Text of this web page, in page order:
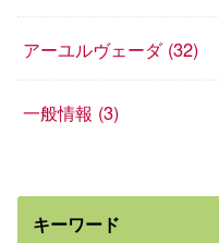
アーユルヴェーダ (32)
一般情報 (3)
キーワード